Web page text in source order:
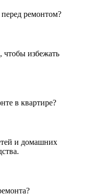
ремонтом?
избежать
в квартире?
и домашних